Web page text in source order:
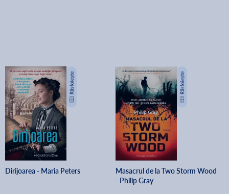
Dirijoarea - Maria Peters
Masacrul de la Two Storm Wood
- Philip Gray